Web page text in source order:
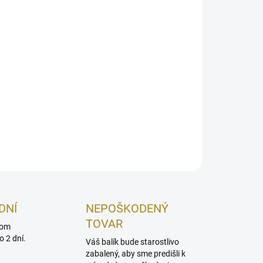
kôstkami (tvar podkovy)
2 dní.
NEPOŠKODENÝ
TOVAR
Váš balík bude starostlivo
zabalený, aby sme predišli k